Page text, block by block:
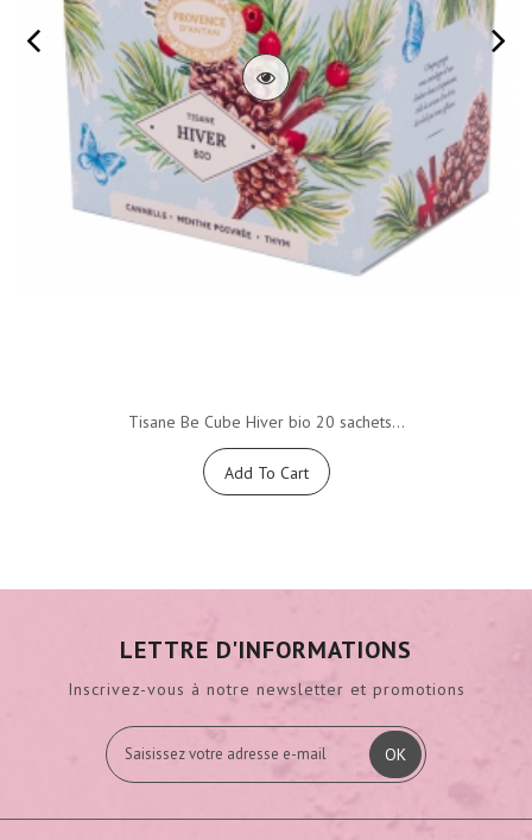
Tisane Be Cube Hiver bio 20 sachets...
Add To Cart
LETTRE D'INFORMATIONS
Inscrivez-vous à notre newsletter et promotions
OK